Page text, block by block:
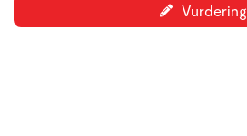
Vurdering